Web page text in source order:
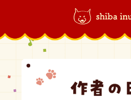
自己紹介
柴犬ラク｜shiba inu raku >作者の日常> 敬